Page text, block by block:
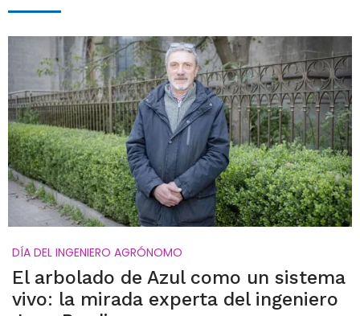
DÍA DEL INGENIERO AGRÓNOMO
El arbolado de Azul como un sistema
vivo: la mirada experta del ingeniero